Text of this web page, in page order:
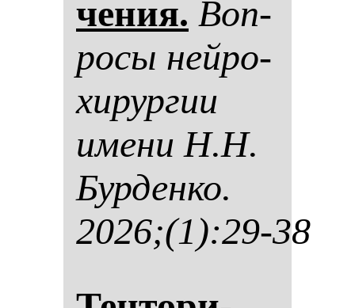
че­ния. Воп­
ро­сы ней­ро­
хи­рур­гии
име­ни Н.Н.
Бур­ден­ко.
2026;(1):29-38